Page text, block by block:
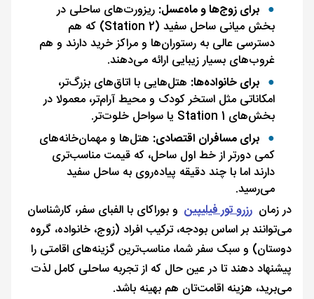
برای زوج‌ها و ماه‌عسل: ریزورت‌های ساحلی در
بخش میانی ساحل سفید (Station 2) که هم
دسترسی عالی به رستوران‌ها و مراکز خرید دارند و هم
غروب‌های بسیار زیبایی ارائه می‌دهند.
برای خانواده‌ها: هتل‌هایی با اتاق‌های بزرگ‌تر،
امکاناتی مثل استخر کودک و محیط آرام‌تر، معمولا در
بخش‌های Station 1 یا سواحل خلوت‌تر.
برای مسافران اقتصادی: هتل‌ها و مهمان‌خانه‌های
کمی دورتر از خط اول ساحل، که قیمت مناسب‌تری
دارند اما با چند دقیقه پیاده‌روی به ساحل سفید
می‌رسید.
در زمان رزرو تور فیلیپین و بوراکای با الفبای سفر، کارشناسان
می‌توانند بر اساس بودجه، ترکیب افراد (زوج، خانواده، گروه
دوستان) و سبک سفر شما، مناسب‌ترین گزینه‌های اقامتی را
پیشنهاد دهند تا در عین حال که از تجربه ساحلی کامل لذت
می‌برید، هزینه اقامت‌تان هم بهینه باشد.